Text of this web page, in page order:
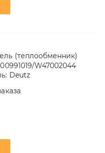
(теплообменник)
W47002044
Deutz